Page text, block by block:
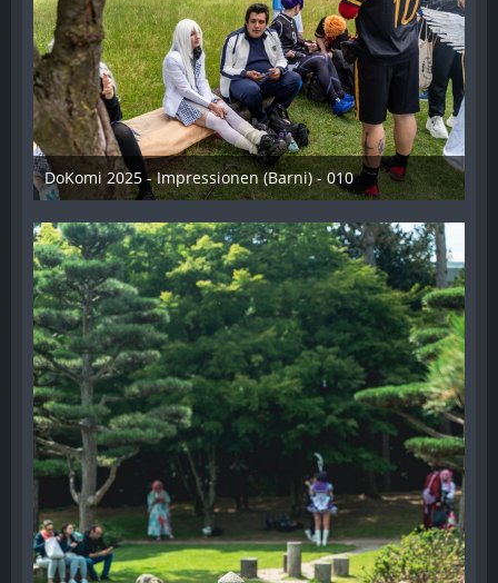
DoKomi 2025 - Impressionen (Barni) - 010
16. Juli 2025